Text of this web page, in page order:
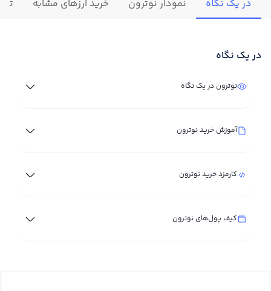
در یک نگاه نمودار نوترون خرید ارزهای مشابه
در یک نگاه
نوترون در یک نگاه
آموزش خرید نوترون
کارمزد خرید نوترون
کیف پول‌های نوترون